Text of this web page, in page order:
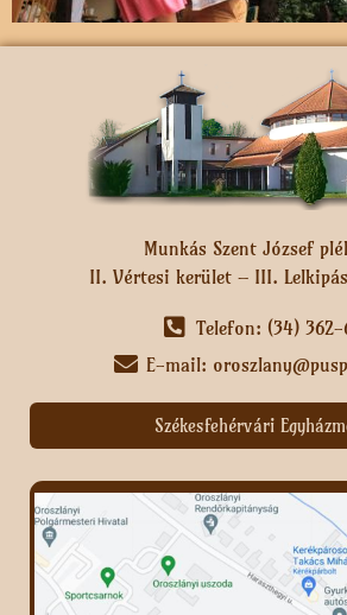
Munkás Szent József
II. Vértesi kerület – III.
Telefon: (34) 362-
E-mail:
Székesfehérvári